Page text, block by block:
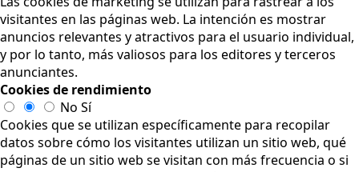
visitantes en las páginas web. La intención es mostrar
anuncios relevantes y atractivos para el usuario individual,
y por lo tanto, más valiosos para los editores y terceros
anunciantes.
Cookies de rendimiento
No Sí
Cookies que se utilizan específicamente para recopilar
datos sobre cómo los visitantes utilizan un sitio web, qué
páginas de un sitio web se visitan con más frecuencia o si